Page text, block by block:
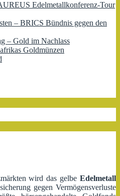
Edelmetallkonferenz-Tour
– BRICS Bündnis gegen den
– Gold im Nachlass
Goldmünzen
wird das gelbe Edelmetall
gegen Vermögensverluste